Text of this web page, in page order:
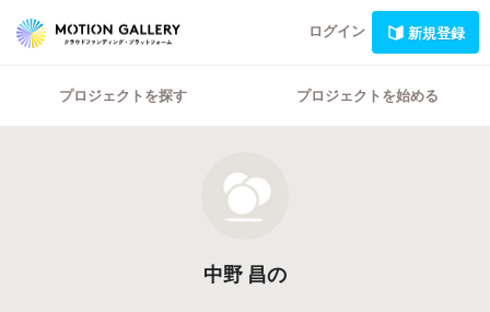
ログイン 新規登録
プロジェクトを探す プロジェクトを始める
中野 昌の